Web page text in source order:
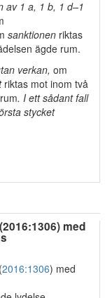
av 1 a, 1 b, 1 d–1
sanktionen riktas
ägde rum.
verkan, om
riktas mot inom två
. I ett sådant fall
stycket
med
2016:1306) med